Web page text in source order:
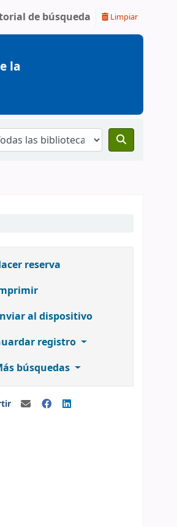
de búsqueda Limpiar
la
reserva
al dispositivo
registro
búsquedas